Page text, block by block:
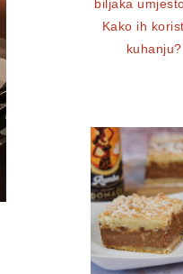
biljaka
Kako ih
kuhanju?